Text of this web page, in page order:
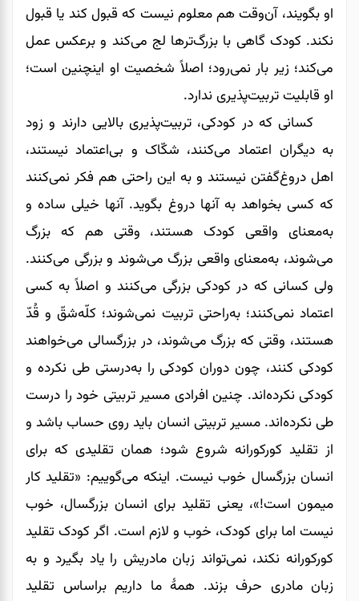
او بگویند، آن‌وقت هم معلوم نیست که قبول کند یا قبول
نکند. کودک گاهی با بزرگ‌ترها لج می‌کند و برعکس عمل
می‌کند؛ زیر بار نمی‌رود؛ اصلاً شخصیت او اینچنین است؛
او قابلیت تربیت‌پذیری ندارد.
کسانی که در کودکی، تربیت‌پذیری بالایی دارند و زود
به دیگران اعتماد می‌کنند، شکّاک و بی‌اعتماد نیستند،
اهل دروغ‌گفتن نیستند و به این راحتی هم فکر نمی‌کنند
که کسی بخواهد به آنها دروغ بگوید. آنها خیلی ساده و
به‌معنای واقعی کودک هستند، وقتی هم که بزرگ
می‌شوند، به‌معنای واقعی بزرگ می‌شوند و بزرگی می‌کنند.
ولی کسانی که در کودکی بزرگی می‌کنند و اصلاً به کسی
اعتماد نمی‌کنند؛ به‌راحتی تربیت نمی‌شوند؛ کلّه‌شقّ و قُدّ
هستند، وقتی که بزرگ می‌شوند، در بزرگسالی می‌خواهند
کودکی کنند، چون دوران کودکی را به‌درستی طی نکرده ‌و
کودکی نکرده‌اند. چنین افرادی مسیر تربیتی خود را درست
طی نکرده‌اند. مسیر تربیتی انسان باید روی حساب باشد و
از تقلید کورکورانه شروع شود؛ همان تقلیدی که برای
انسان بزرگسال خوب نیست. اینکه می‌گوییم: «تقلید کار
میمون است!»، یعنی تقلید برای انسان بزرگسال، خوب
نیست اما برای کودک، خوب و لازم است. اگر کودک تقلید
کورکورانه نکند، نمی‌تواند زبان مادریش را یاد بگیرد و به
زبان مادری حرف بزند. همۀ ما داریم براساس تقلید